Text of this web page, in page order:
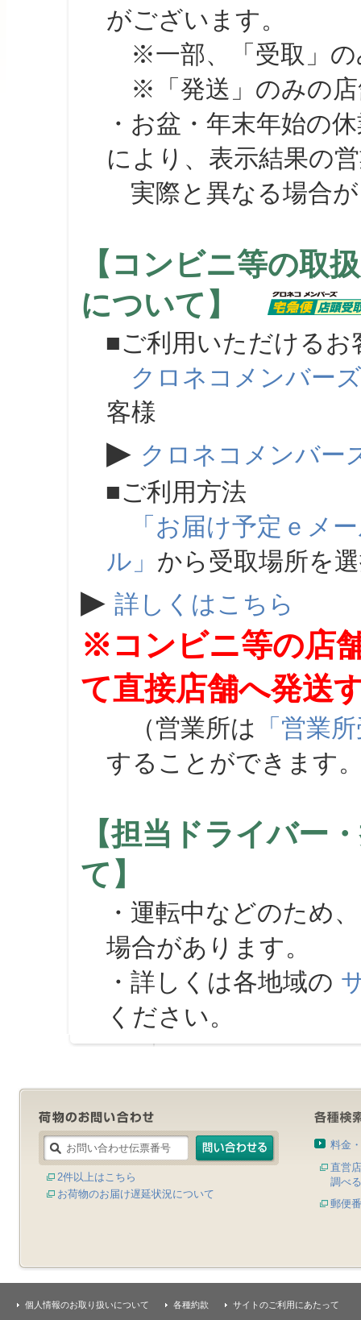
がございます。
※一部、「受取」の
※「発送」のみの店
・お盆・年末年始の
により、表示結果の
実際と異なる場合が
【コンビニ等の取
について】
■ご利用いただけるお
クロネコメンバーズ
客様
▶ クロネコメンバー
■ご利用方法
「お届け予定ｅメ
ル」 から受取場所を
▶ 詳しくはこちら
※コンビニ等の店
て直接店舗へ発送
（営業所は 「営業
することができます
【担当ドライバー
て】
・運転中などのため
場合があります。
・詳しくは各地域の
ください。
2件以上はこちら
お荷物のお届け遅延状況について
料金
直営
調べる
郵便
個人情報のお取り扱いについて 各種約款 サイトのご利用にあたって